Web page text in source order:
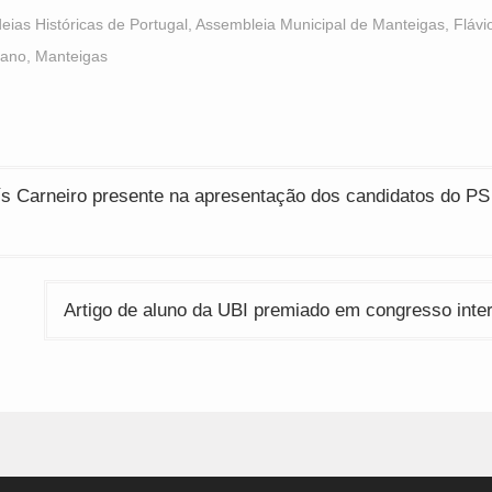
(Opens
new
window)
(Opens
new
window)
Históricas de Portugal, Assembleia Municipal de Manteigas,
, Manteigas
Carneiro presente na apresentação dos candidatos do
Artigo de aluno da UBI premiado em congresso